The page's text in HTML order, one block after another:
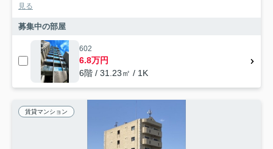
見る
募集中の部屋
602
6.8万円
6階 / 31.23㎡ / 1K
賃貸マンション